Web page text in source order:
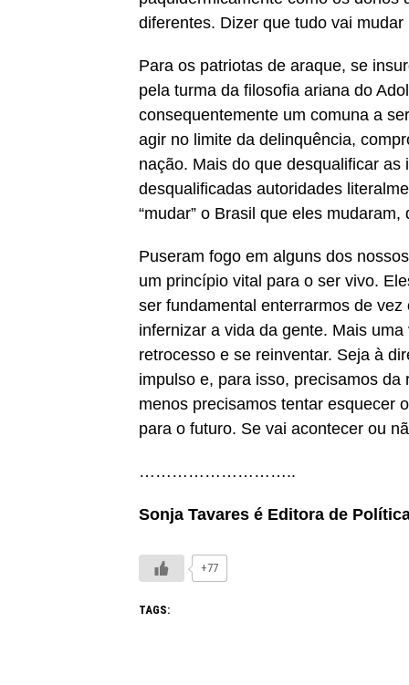
diferentes. Dizer que tudo vai
Para os patriotas de araque, se
pela turma da filosofia ariana do
consequentemente um comuna a
agir no limite da delinquência,
nação. Mais do que desqualificar
desqualificadas autoridades
“mudar” o Brasil que eles
Puseram fogo em alguns dos
um princípio vital para o ser vivo.
ser fundamental enterrarmos de
infernizar a vida da gente. Mais
retrocesso e se reinventar. Seja à
impulso e, para isso, precisamos
menos precisamos tentar esquecer
para o futuro. Se vai acontecer ou
………………………..
Sonja Tavares é Editora de
+77
TAGS: